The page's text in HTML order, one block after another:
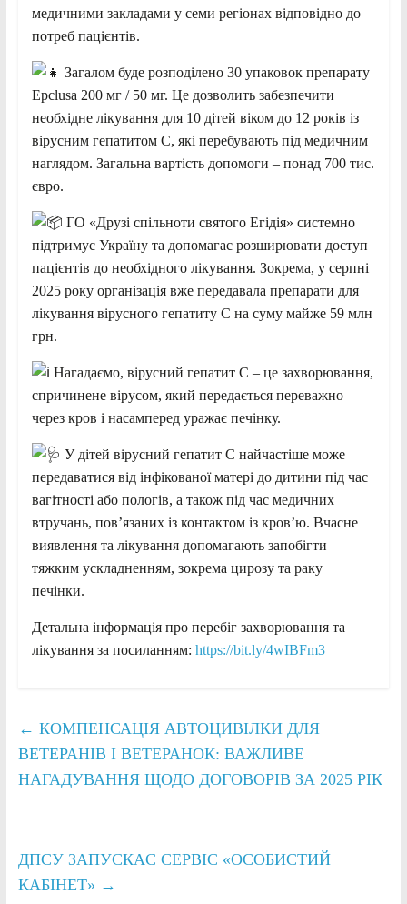
медичними закладами у семи регіонах відповідно до
потреб пацієнтів.
Загалом буде розподілено 30 упаковок препарату
Epclusa 200 мг / 50 мг. Це дозволить забезпечити
необхідне лікування для 10 дітей віком до 12 років із
вірусним гепатитом C, які перебувають під медичним
наглядом. Загальна вартість допомоги – понад 700 тис.
євро.
ГО «Друзі спільноти святого Егідія» системно
підтримує Україну та допомагає розширювати доступ
пацієнтів до необхідного лікування. Зокрема, у серпні
2025 року організація вже передавала препарати для
лікування вірусного гепатиту C на суму майже 59 млн
грн.
Нагадаємо, вірусний гепатит C – це захворювання,
спричинене вірусом, який передається переважно
через кров і насамперед уражає печінку.
У дітей вірусний гепатит C найчастіше може
передаватися від інфікованої матері до дитини під час
вагітності або пологів, а також під час медичних
втручань, пов’язаних із контактом із кров’ю. Вчасне
виявлення та лікування допомагають запобігти
тяжким ускладненням, зокрема цирозу та раку
печінки.
Детальна інформація про перебіг захворювання та
лікування за посиланням: https://bit.ly/4wIBFm3
← КОМПЕНСАЦІЯ АВТОЦИВІЛКИ ДЛЯ
ВЕТЕРАНІВ І ВЕТЕРАНОК: ВАЖЛИВЕ
НАГАДУВАННЯ ЩОДО ДОГОВОРІВ ЗА 2025 РІК
ДПСУ ЗАПУСКАЄ СЕРВІС «ОСОБИСТИЙ
КАБІНЕТ» →